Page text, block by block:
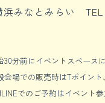
浜みなとみらい
30分前にイベントスペース
会場での販売時はTポイン
でのご予約はイベント